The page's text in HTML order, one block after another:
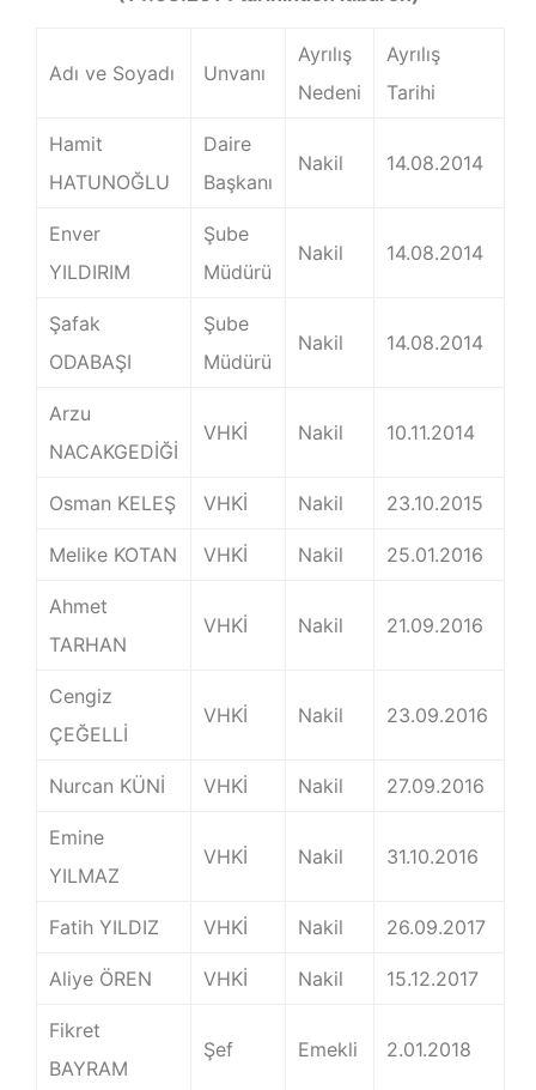
Adı ve Soyadı Unvanı
Ayrılış
Nedeni
Ayrılış
Tarihi
Hamit
HATUNOĞLU
Daire
Başkanı
Nakil 14.08.2014
Enver
YILDIRIM
Şube
Müdürü
Nakil 14.08.2014
Şafak
ODABAŞI
Şube
Müdürü
Nakil 14.08.2014
Arzu
NACAKGEDİĞİ
VHKİ Nakil 10.11.2014
Osman KELEŞ VHKİ Nakil 23.10.2015
Melike KOTAN VHKİ Nakil 25.01.2016
Ahmet
TARHAN
VHKİ Nakil 21.09.2016
Cengiz
ÇEĞELLİ
VHKİ Nakil 23.09.2016
Nurcan KÜNİ VHKİ Nakil 27.09.2016
Emine
YILMAZ
VHKİ Nakil 31.10.2016
Fatih YILDIZ VHKİ Nakil 26.09.2017
Aliye ÖREN VHKİ Nakil 15.12.2017
Fikret
BAYRAM
Şef Emekli 2.01.2018